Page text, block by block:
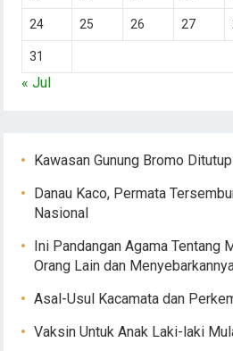
24 25 26 27
31
« Jul
Kawasan Gunung Bromo
Danau Kaco, Permata
Nasional
Ini Pandangan Agama Tentang
Orang Lain dan
Asal-Usul Kacamata dan
Vaksin Untuk Anak Laki-laki